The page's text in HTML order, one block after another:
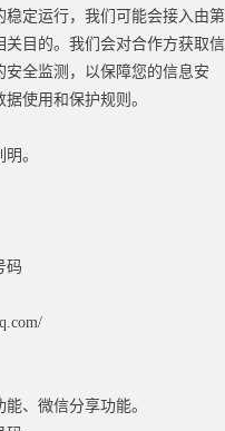
定运行，我们可能会接入由第
关目的。我们会对合作方获取信
全监测，以保障您的信息安
使用和保护规则。
。
码
、微信分享功能。